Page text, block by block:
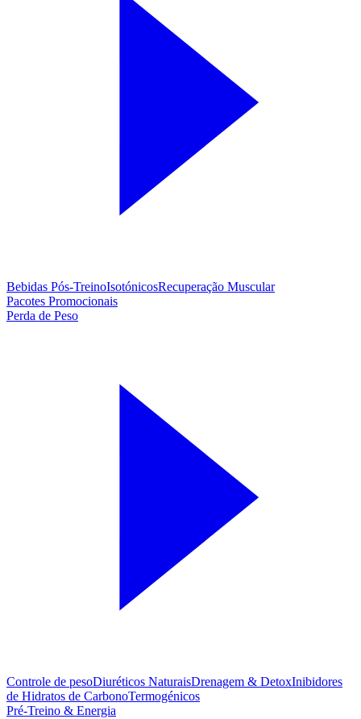
Bebidas Pós-TreinoIsotónicosRecuperação Muscular
Pacotes Promocionais
Perda de Peso
Controle de pesoDiuréticos NaturaisDrenagem & DetoxInibidores
de Hidratos de CarbonoTermogénicos
Pré-Treino & Energia